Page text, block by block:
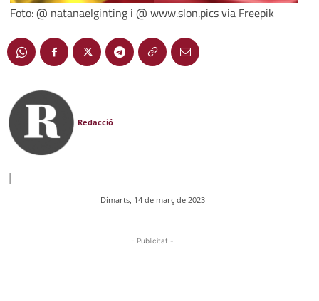
Foto: @ natanaelginting i @ www.slon.pics via Freepik
Redacció
|
Dimarts, 14 de març de 2023
- Publicitat -